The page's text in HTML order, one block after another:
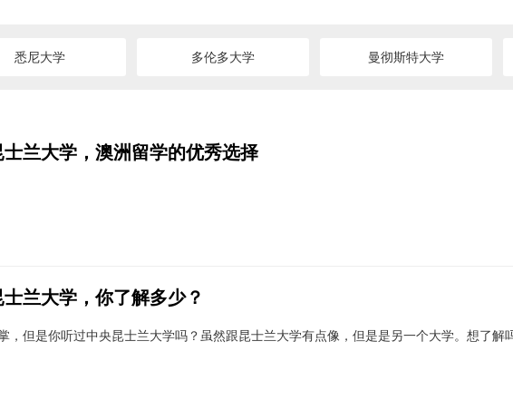
悉尼大学 多伦多大学 曼彻斯特大学
兰大学，澳洲留学的优秀选择
兰大学，你了解多少？
，但是你听过中央昆士兰大学吗？虽然跟昆士兰大学有点像，但是是另一个大学。想了解